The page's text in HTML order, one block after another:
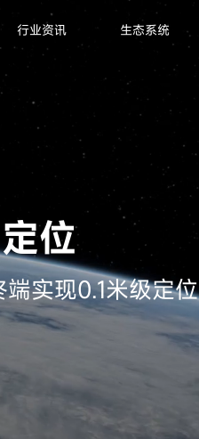
行业资讯 生态系统
位
实现0.1米级定位